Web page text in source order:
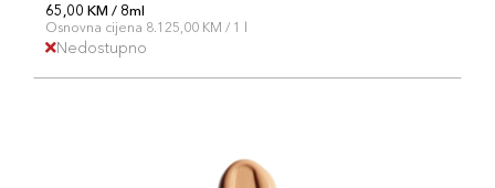
65,00 KM / 8ml
Osnovna cijena 8.125,00 KM / 1 l
Nedostupno